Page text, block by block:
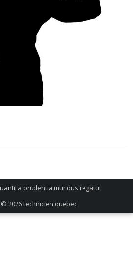
prudentia mundus regatur
© 2026technicien.quebec